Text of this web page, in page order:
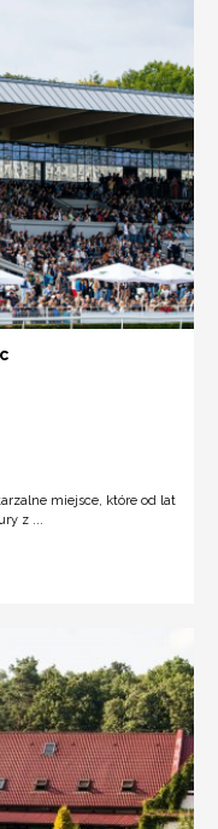
miejsce, które od lat
z ...